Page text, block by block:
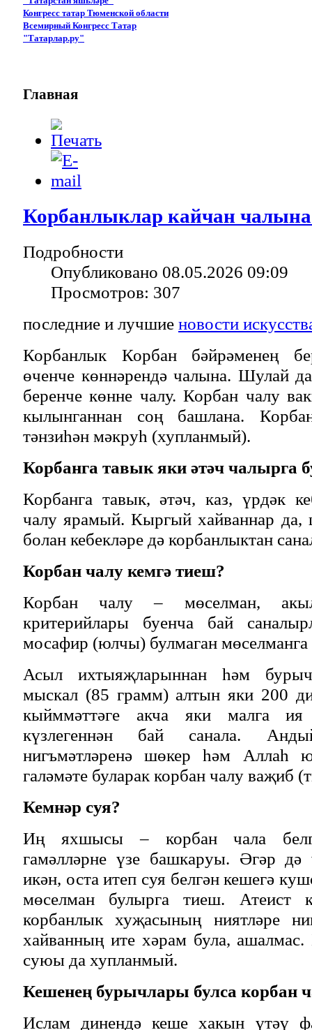
Конгресс татар Тюменской области
Всемирный Конгресс Татар
"Татарлар.ру"
Главная
Корбанлыклар кайчан
Подробности
Опубликовано 08.05.2026 09:09
Просмотров: 307
последние и лучшие новости
Корбанлык Корбан бәйрәменең
өченче көннәрендә чалына. Шулай
беренче көнне чалу. Корбан чалу
кылынганнан соң башлана.
тәнзиһән мәкруһ (хупланмый).
Корбанга тавык яки әтәч чалырга
Корбанга тавык, әтәч, каз, үрдәк
чалу ярамый. Кыргый хайваннар
болан кебекләре дә корбанлыктан
Корбан чалу кемгә тиеш?
Корбан чалу – мөселман,
критерийлары буенча бай
мосафир (юлчы) булмаган
Асыл ихтыяҗларыннан һәм
мыскал (85 грамм) алтын яки 200
кыйммәттәге акча яки малга
күзлегеннән бай санала.
нигъмәтләренә шөкер һәм Аллаһ
галәмәте буларак корбан чалу ваҗиб
Кемнәр суя?
Иң яхшысы – корбан чала
гамәлләрне үзе башкаруы. Әгәр
икән, оста итеп суя белгән кешегә
мөселман булырга тиеш. Атеист
корбанлык хуҗасының ниятләре
хайванның ите хәрам була,
суюы да хупланмый.
Кешенең бурычлары булса корбан
Ислам динендә кеше хакын үтәү